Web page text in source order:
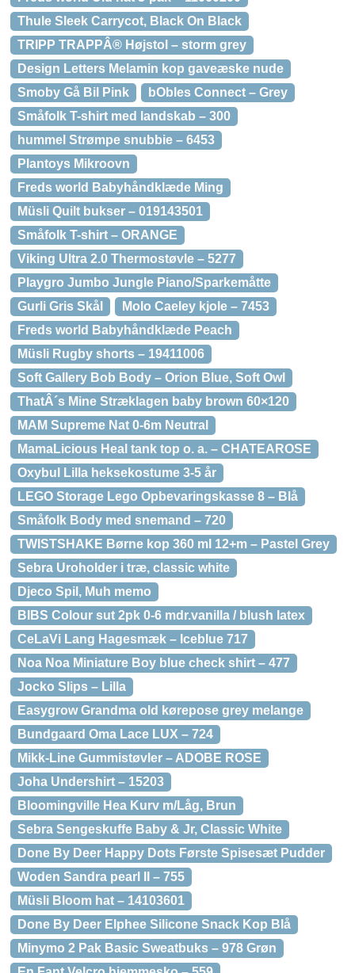
Thule Sleek Carrycot, Black On Black
TRIPP TRAPPÂ® Højstol – storm grey
Design Letters Melamin kop gaveæske nude
Smoby Gå Bil Pink
bObles Connect – Grey
Småfolk T-shirt med landskab – 300
hummel Strømpe snubbie – 6453
Plantoys Mikroovn
Freds world Babyhåndklæde Ming
Müsli Quilt bukser – 019143501
Småfolk T-shirt – ORANGE
Viking Ultra 2.0 Thermostøvle – 5277
Playgro Jumbo Jungle Piano/Sparkemåtte
Gurli Gris Skål
Molo Caeley kjole – 7453
Freds world Babyhåndklæde Peach
Müsli Rugby shorts – 19411006
Soft Gallery Bob Body – Orion Blue, Soft Owl
ThatÂ´s Mine Stræklagen baby brown 60×120
MAM Supreme Nat 0-6m Neutral
MamaLicious Heal tank top o. a. – CHATEAROSE
Oxybul Lilla heksekostume 3-5 år
LEGO Storage Lego Opbevaringskasse 8 – Blå
Småfolk Body med snemand – 720
TWISTSHAKE Børne kop 360 ml 12+m – Pastel Grey
Sebra Uroholder i træ, classic white
Djeco Spil, Muh memo
BIBS Colour sut 2pk 0-6 mdr.vanilla / blush latex
CeLaVi Lang Hagesmæk – Iceblue 717
Noa Noa Miniature Boy blue check shirt – 477
Jocko Slips – Lilla
Easygrow Grandma old kørepose grey melange
Bundgaard Oma Lace LUX – 724
Mikk-Line Gummistøvler – ADOBE ROSE
Joha Undershirt – 15203
Bloomingville Hea Kurv m/Låg, Brun
Sebra Sengeskuffe Baby & Jr, Classic White
Done By Deer Happy Dots Første Spisesæt Pudder
Woden Sandra pearl II – 755
Müsli Bloom hat – 14103601
Done By Deer Elphee Silicone Snack Kop Blå
Minymo 2 Pak Basic Sweatbuks – 978 Grøn